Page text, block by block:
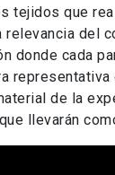
que
del
donde cada
de la
llevarán